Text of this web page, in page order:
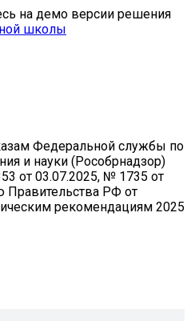
на демо версии решения
школы
Федеральной службы по
и науки (Рособрнадзор)
от 03.07.2025, № 1735 от
Правительства РФ от
рекомендациям 2025